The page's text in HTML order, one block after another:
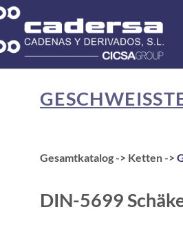
Gesamtkatalog -> Ketten ->
DIN-5699